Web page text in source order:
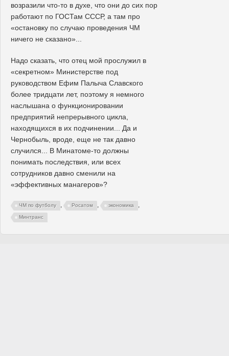
возразили что-то в духе, что они до сих пор
работают по ГОСТам СССР, а там про
«остановку по случаю проведения ЧМ
ничего не сказано»...
Надо сказать, что отец мой прослужил в
«секретном» Министерстве под
руководством Ефим Палыча Славского
более тридцати лет, поэтому я немного
наслышана о функционировании
предприятий непрерывного цикла,
находящихся в их подчинении... Да и
Чернобыль, вроде, еще не так давно
случился... В Минатоме-то должны
понимать последствия, или всех
сотрудников давно сменили на
«эффективных манагеров»?
ЧМ по футболу , Росатом , экономика ,
Минтранс